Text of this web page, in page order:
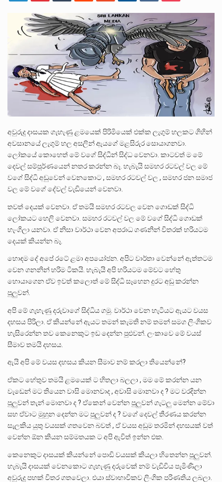
2011 වසරේදී දේශපාලන හා මානව හිමිකම් ක්‍රියාකාරීන් වන ලලිත්කුමාර් වීරරාජ් සහ කුගන් මුරුගානන්දන් යාපනයේදී අතුරුදන්…
ගොවියන්ගේ ප්‍රශ්න, ධීවරයන්ගේ ප්‍රශ්න, සෞඛය ප්‍රශ්න, වැටු ප්‍ර්ශ්න, රැකියා විරහිත ප්‍රශ්න මේ සියලු ප්‍රශ්නවලට තනි…
අවුරුදු දාසයක ගැහැණු ළමයෙක් පිරිමියෙක් එක්ක ලැගුම් හලකට ගිහින්
අවසානයේ ලැගුම් හල අසලින් ඇයගේ මළසිරුර සොයාගනවා.
ලෝකයේ කොහෙත් මේ වගේ සිද්ධීන් සිද්ධ වෙනවා. කාටවත් ම මේ
දෙවල් සම්පූර්ණයෙන් නතර කරන්න බෑ. හැබැයි සමහර රටවල් වල මේ
වගේ සිද්ධි අඩුවෙන් වෙනකොට , සමහර රටවල් වල , සමහර ජන සමාජ
වල මේ වගේ දේවල් වැඩියෙන් වෙනවා.
තවත් දෙයක් වෙනවා. ඒ තමයි සමහර රටවල වෙන ගොඩක් සිද්ධි
ලෝකයට හෙලි වෙනවා. සමහර රටවල් වල මේ වගේ සිද්ධි ගොඩක්
හැංගිලා යනවා. ඒ නිසා වාර්ථා වෙන අපරාධ ගණනින් විතරක් හරියටම
දෙයක් කියන්න බෑ.
හොඳම දේ අපේ රටේ ළමා අපයෝජන. අපිට වාර්තා වෙන්නේ ඇත්තටම
වෙන ගනනින් හරිම ටිකයි. හැබැයි අපි හරියටම මේවට හේතු
හොයාගෙන ඒව ඉවත් කලොත් මේ සිද්ධි සෑහෙන දුරට අඩු කරන්න
පුලුවන්.
අපි මේ ගැහැණු දරුවාගේ සිද්ධිය ගමු. වාර්ථා වෙන හැටියට ඇයට වයස
දහසය පිරිලා. ඒ කියන්නේ ඇයට තමන් කැමති නම් තමන් සමග ලිංගිකව
හැසිරෙන්න තව කෙනෙකුට ඉඩ දෙන්න පුළුවන්. ලංකාවෙ මේ වයස්
සීමාව තමයි දහසය.
ඇයි අපි මේ වයස දහසය කියන සීමාව නම් කරලා තියෙන්නේ?
ඒකට හේතුව තමයි ළමයෙක් ට හිතලා බලලා , මම මේ කරන්න යන
වැඩෙන් මට තියෙන වාසි මොනවාද , අවාසි මොනවා ද ? මට වරදින්න
පුලුවන් තැන් මොනවා ද ? ඒකෙන් වෙන්න පුලුවන් ගැටලු මෙන්න මේවා
සහ ඒවාට මුහුන දෙන්න මට පුලුවන් ද ? වගේ දෙවල් තීරණය කරන්න
සැලකිය යුතු වයසක් ගතවෙන බවත් , ඒ වයස අඩුම තරමින් දහසයක් වත්
වෙන්න ඕන කියන සම්මතයක ට අපි ඇවිත් ඉන්න එක.
කෙනෙකුට දාසයක් කියන්නේ පොඩි වයසක් කියලා හිතෙන්න පුලුවන්.
හැබැයි දාසයක් වෙනකොට ගැහැණු දරුවෙක් නම් වැඩිවිය පැමිණිලා
අවුරුදු පහක් විතර ගතවෙලා. එයා ස්වාභාවිකව ලිංගික පරිණතිය ලබලා.